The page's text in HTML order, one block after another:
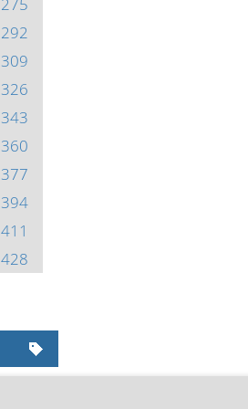
292
309
326
343
360
377
394
411
428